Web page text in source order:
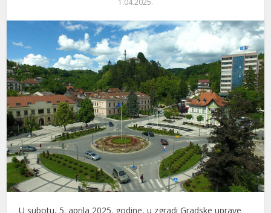
1.04.2025.
U subotu, 5. aprila 2025. godine, u zgradi Gradske uprave